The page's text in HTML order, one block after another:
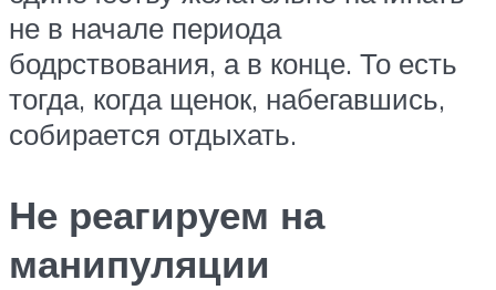
не в начале периода
бодрствования, а в конце. То есть
тогда, когда щенок, набегавшись,
собирается отдыхать.
Не реагируем на
манипуляции